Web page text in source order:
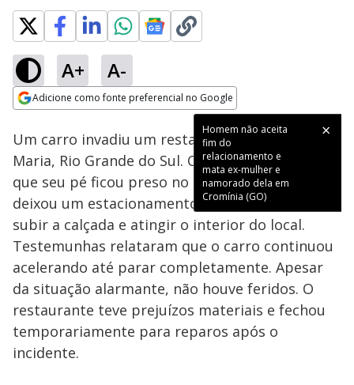
A+ A-
Adicione como fonte preferencial no Google
Homem não aceita
fim do
relacionamento e
mata ex-mulher e
namorado dela em
Cromínia (GO)
Ativar
100.00%
Um carro invadiu um restaurante em Santa
Maria, Rio Grande do Sul. O condutor afirmou
que seu pé ficou preso no acelerador. O veículo
deixou um estacionamento próximo antes de
subir a calçada e atingir o interior do local.
Testemunhas relataram que o carro continuou
acelerando até parar completamente. Apesar
da situação alarmante, não houve feridos. O
restaurante teve prejuízos materiais e fechou
temporariamente para reparos após o
incidente.